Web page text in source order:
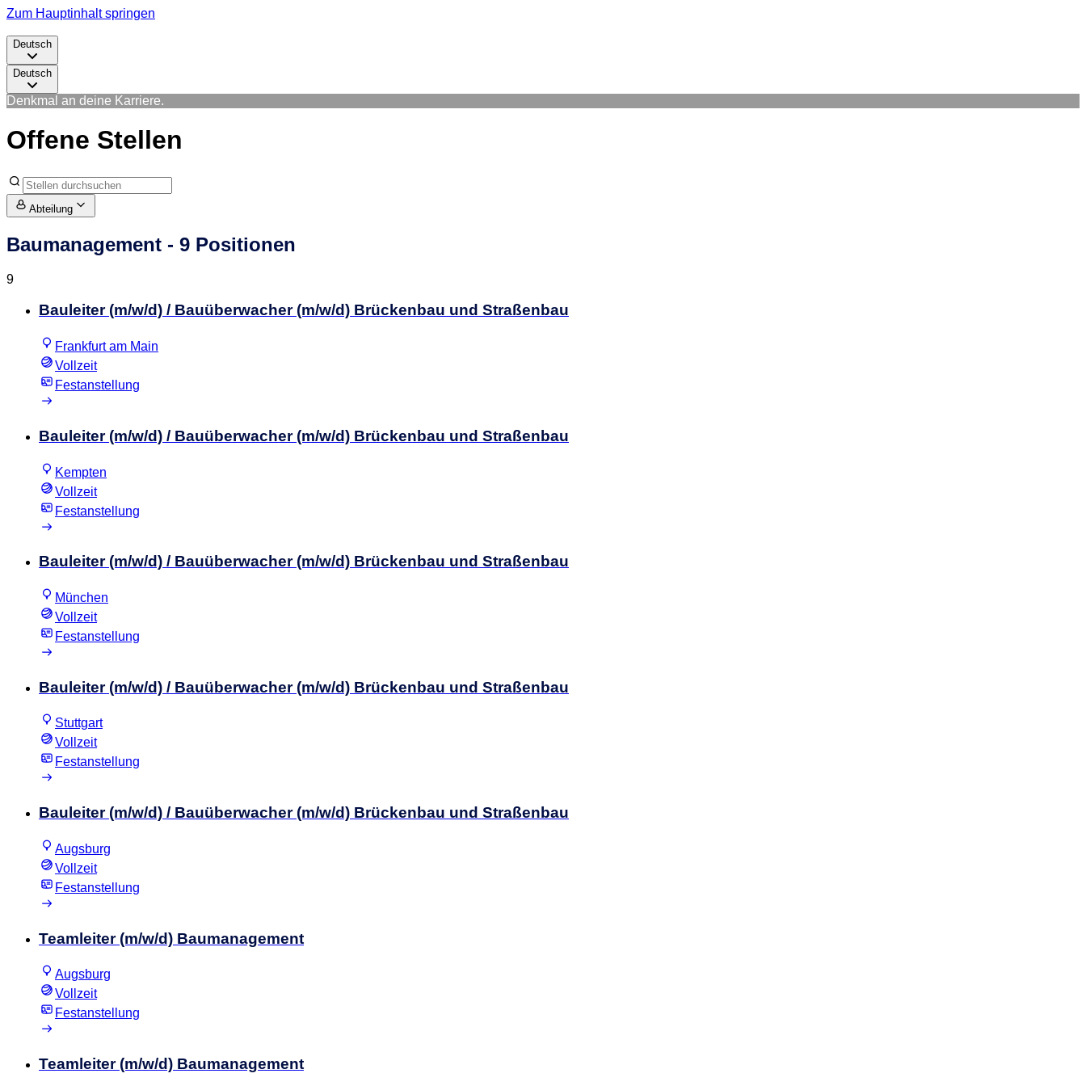
Zum Hauptinhalt springen
Deutsch
Deutsch
Denkmal an deine Karriere.
Offene Stellen
Abteilung
Baumanagement - 9 Positionen
9
Bauleiter (m/w/d) / Bauüberwacher (m/w/d) Brückenbau und Straßenbau
Frankfurt am Main
Vollzeit
Festanstellung
Bauleiter (m/w/d) / Bauüberwacher (m/w/d) Brückenbau und Straßenbau
Kempten
Vollzeit
Festanstellung
Bauleiter (m/w/d) / Bauüberwacher (m/w/d) Brückenbau und Straßenbau
München
Vollzeit
Festanstellung
Bauleiter (m/w/d) / Bauüberwacher (m/w/d) Brückenbau und Straßenbau
Stuttgart
Vollzeit
Festanstellung
Bauleiter (m/w/d) / Bauüberwacher (m/w/d) Brückenbau und Straßenbau
Augsburg
Vollzeit
Festanstellung
Teamleiter (m/w/d) Baumanagement
Augsburg
Vollzeit
Festanstellung
Teamleiter (m/w/d) Baumanagement